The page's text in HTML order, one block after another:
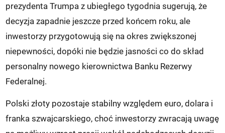
prezydenta Trumpa z ubiegłego tygodnia sugerują, że
decyzja zapadnie jeszcze przed końcem roku, ale
inwestorzy przygotowują się na okres zwiększonej
niepewności, dopóki nie będzie jasności co do skład
personalny nowego kierownictwa Banku Rezerwy
Federalnej.
Polski złoty pozostaje stabilny względem euro, dolara i
franka szwajcarskiego, choć inwestorzy zwracają uwagę